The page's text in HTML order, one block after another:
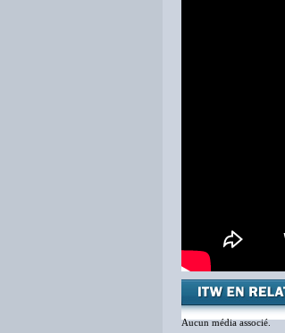
Aucun média associé.